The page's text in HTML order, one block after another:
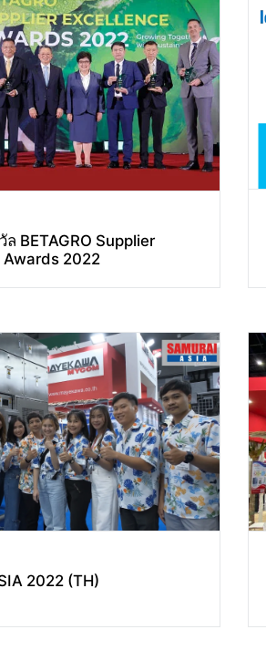
ล BETAGRO Supplier
Awards 2022
2022 (TH)